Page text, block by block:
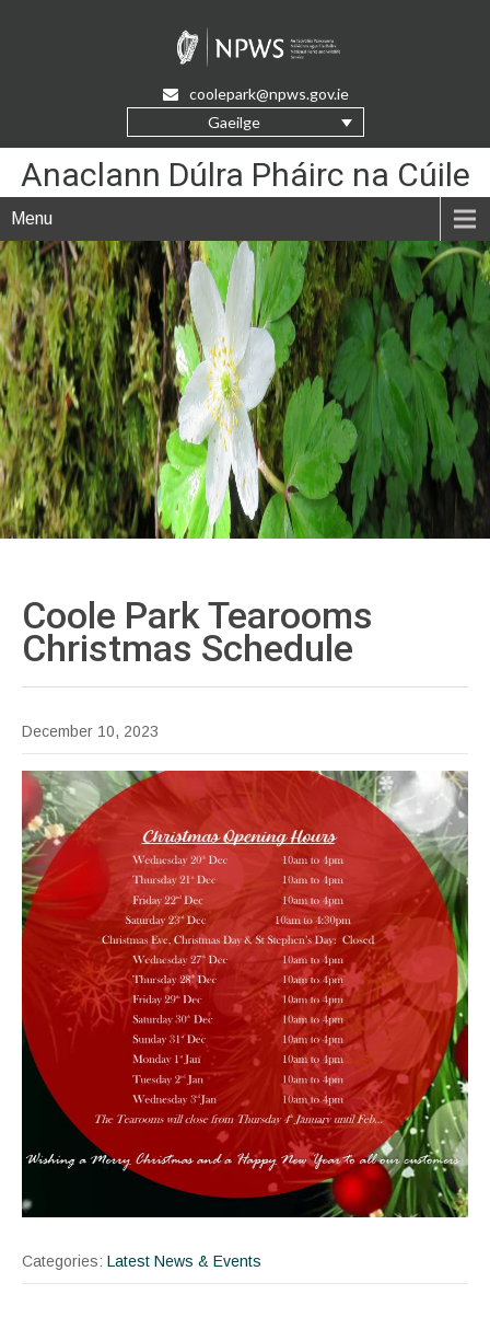
coolepark@npws.gov.ie
Gaeilge
Anaclann Dúlra Pháirc na Cúile
Menu
Coole Park Tearooms
Christmas Schedule
December 10, 2023
Categories: Latest News & Events